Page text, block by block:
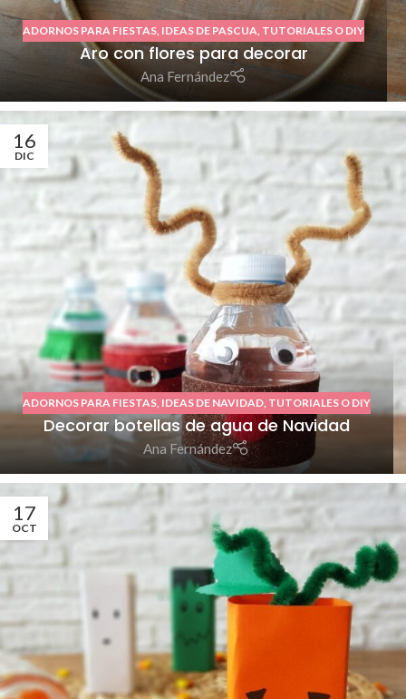
ADORNOS PARA FIESTAS IDEAS DE PASCUA TUTORIALES O DIY
Aro con flores para decorar
Ana Fernández
16
DIC
ADORNOS PARA FIESTAS IDEAS DE NAVIDAD TUTORIALES O DIY
Decorar botellas de agua de Navidad
Ana Fernández
17
OCT